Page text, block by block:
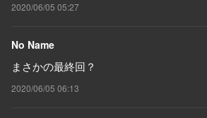
2020/06/05 05:27
No Name
まさかの最終回？
2020/06/05 06:13